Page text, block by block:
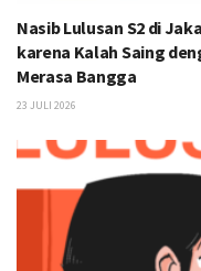
Nasib Lulusan S2 di
karena Kalah Saing
Merasa Bangga
23 JULI 2026